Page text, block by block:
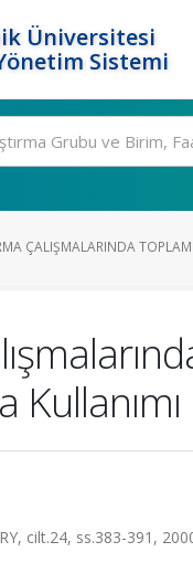
Üniversitesi
Sistemi
ÇALIŞMALARINDA
cilt.24, ss.383-391,